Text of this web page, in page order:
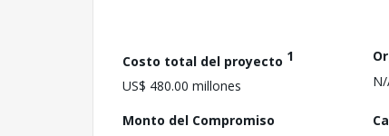
Costo total del proyecto 1
US$ 480.00 millones
Monto del Compromiso